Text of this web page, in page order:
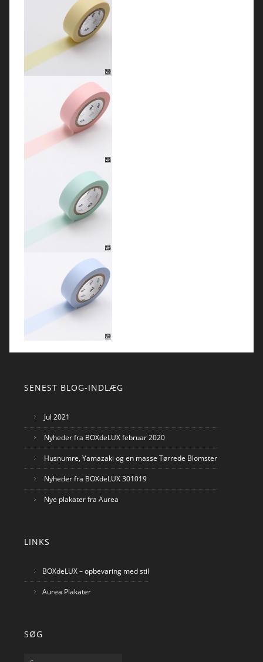
SENEST BLOG-INDLÆG
Jul 2021
Nyheder fra BOXdeLUX februar 2020
Husnumre, Yamazaki og en masse Tørrede Blomster
Nyheder fra BOXdeLUX 301019
Nye plakater fra Aurea
LINKS
BOXdeLUX – opbevaring med stil
Aurea Plakater
SØG
Søg